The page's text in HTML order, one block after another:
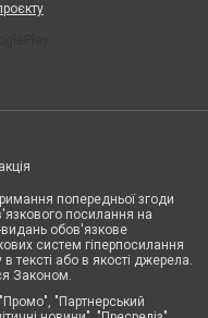
попередньої згоди
посилання на
видань обов'язкове
систем гіперпосилання
тексті або в якості джерела.
Законом.
"Партнерський